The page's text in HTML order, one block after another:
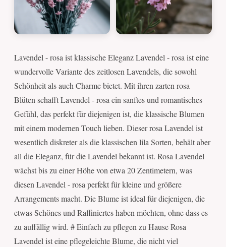
Lavendel - rosa ist klassische Eleganz Lavendel - rosa ist eine
wundervolle Variante des zeitlosen Lavendels, die sowohl
Schönheit als auch Charme bietet. Mit ihren zarten rosa
Blüten schafft Lavendel - rosa ein sanftes und romantisches
Gefühl, das perfekt für diejenigen ist, die klassische Blumen
mit einem modernen Touch lieben. Dieser rosa Lavendel ist
wesentlich diskreter als die klassischen lila Sorten, behält aber
all die Eleganz, für die Lavendel bekannt ist. Rosa Lavendel
wächst bis zu einer Höhe von etwa 20 Zentimetern, was
diesen Lavendel - rosa perfekt für kleine und größere
Arrangements macht. Die Blume ist ideal für diejenigen, die
etwas Schönes und Raffiniertes haben möchten, ohne dass es
zu auffällig wird. # Einfach zu pflegen zu Hause Rosa
Lavendel ist eine pflegeleichte Blume, die nicht viel